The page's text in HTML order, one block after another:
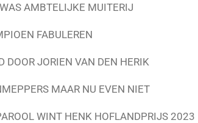
AMBTELIJKE MUITERIJ
FABULEREN
DOOR JORIEN VAN DEN HERIK
MAAR NU EVEN NIET
WINT HENK HOFLANDPRIJS 2023